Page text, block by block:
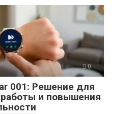
0
001: Решение для
и повышения